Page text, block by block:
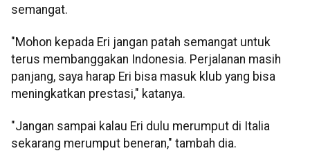
semangat.
"Mohon kepada Eri jangan patah semangat untuk
terus membanggakan Indonesia. Perjalanan masih
panjang, saya harap Eri bisa masuk klub yang bisa
meningkatkan prestasi," katanya.
"Jangan sampai kalau Eri dulu merumput di Italia
sekarang merumput beneran," tambah dia.